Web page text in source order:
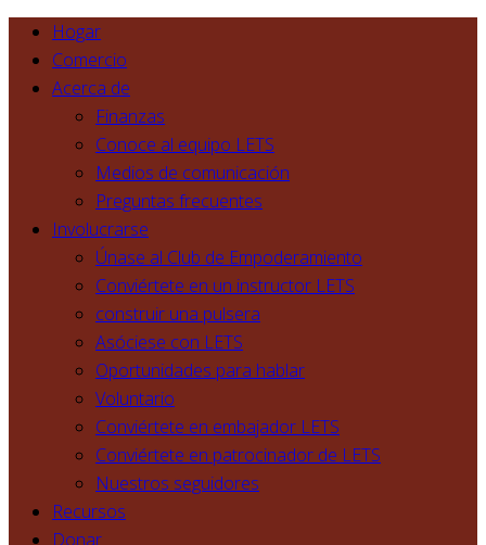
Hogar
Comercio
Acerca de
Finanzas
Conoce al equipo LETS
Medios de comunicación
Preguntas frecuentes
Involucrarse
Únase al Club de Empoderamiento
Conviértete en un instructor LETS
construir una pulsera
Asóciese con LETS
Oportunidades para hablar
Voluntario
Conviértete en embajador LETS
Conviértete en patrocinador de LETS
Nuestros seguidores
Recursos
Donar